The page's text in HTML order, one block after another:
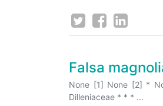
Falsa
None [1] None [2] *
Dilleniaceae * * * ...